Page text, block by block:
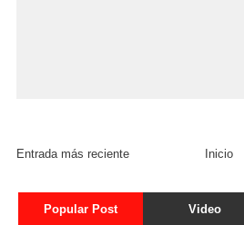
Entrada más reciente Inicio
Popular Post Video